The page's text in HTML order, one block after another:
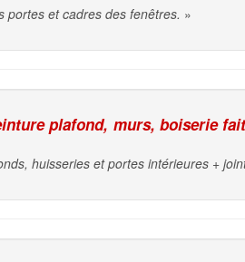
portes et cadres des fenêtres. »
plafond, murs, boiserie
huisseries et portes intérieures +